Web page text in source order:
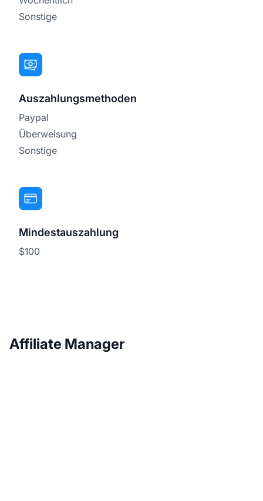
Sonstige
Auszahlungsmethoden
Paypal
Überweisung
Sonstige
Mindestauszahlung
$100
Affiliate Manager